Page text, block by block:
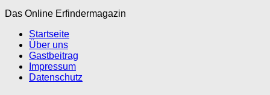
Das Online Erfindermagazin
Startseite
Über uns
Gastbeitrag
Impressum
Datenschutz